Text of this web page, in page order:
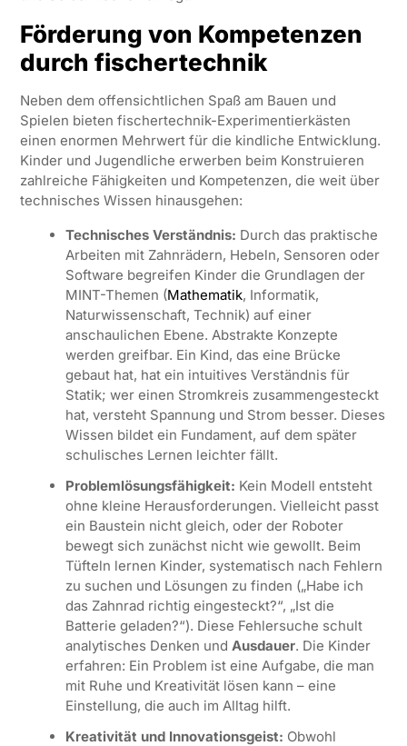
Förderung von Kompetenzen
durch fischertechnik
Neben dem offensichtlichen Spaß am Bauen und
Spielen bieten fischertechnik-Experimentierkästen
einen enormen Mehrwert für die kindliche Entwicklung.
Kinder und Jugendliche erwerben beim Konstruieren
zahlreiche Fähigkeiten und Kompetenzen, die weit über
technisches Wissen hinausgehen:
Technisches Verständnis: Durch das praktische
Arbeiten mit Zahnrädern, Hebeln, Sensoren oder
Software begreifen Kinder die Grundlagen der
MINT-Themen (Mathematik, Informatik,
Naturwissenschaft, Technik) auf einer
anschaulichen Ebene. Abstrakte Konzepte
werden greifbar. Ein Kind, das eine Brücke
gebaut hat, hat ein intuitives Verständnis für
Statik; wer einen Stromkreis zusammengesteckt
hat, versteht Spannung und Strom besser. Dieses
Wissen bildet ein Fundament, auf dem später
schulisches Lernen leichter fällt.
Problemlösungsfähigkeit: Kein Modell entsteht
ohne kleine Herausforderungen. Vielleicht passt
ein Baustein nicht gleich, oder der Roboter
bewegt sich zunächst nicht wie gewollt. Beim
Tüfteln lernen Kinder, systematisch nach Fehlern
zu suchen und Lösungen zu finden („Habe ich
das Zahnrad richtig eingesteckt?“, „Ist die
Batterie geladen?“). Diese Fehlersuche schult
analytisches Denken und Ausdauer. Die Kinder
erfahren: Ein Problem ist eine Aufgabe, die man
mit Ruhe und Kreativität lösen kann – eine
Einstellung, die auch im Alltag hilft.
Kreativität und Innovationsgeist: Obwohl